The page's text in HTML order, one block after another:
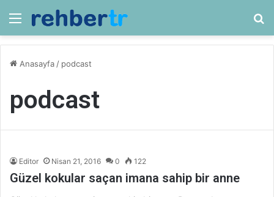
Menü
Anasayfa / podcast
podcast
Editor Nisan 21, 2016 0 122
Güzel kokular saçan imana sahip bir anne